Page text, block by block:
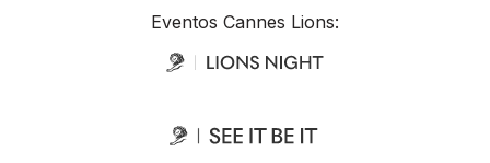
Eventos Cannes Lions: